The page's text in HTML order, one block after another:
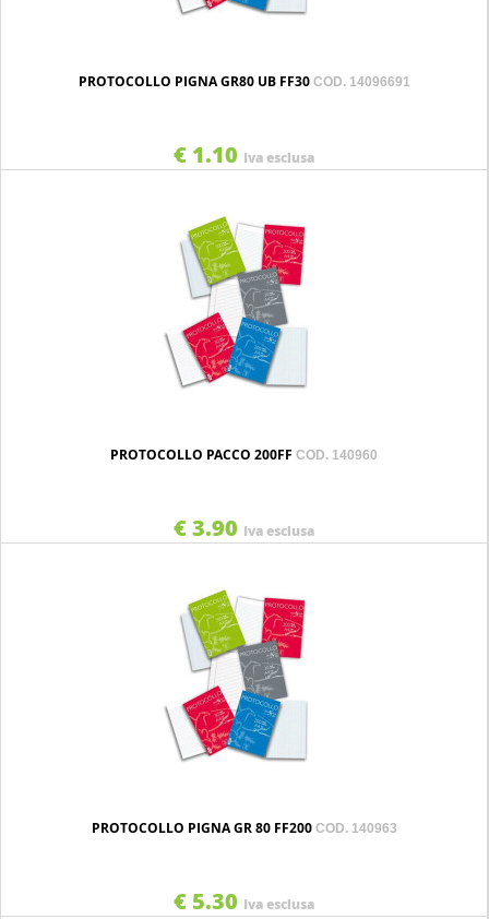
PROTOCOLLO PIGNA GR80 UB FF30 COD. 14096691
€ 1.10 Iva esclusa
PROTOCOLLO PACCO 200FF COD. 140960
€ 3.90 Iva esclusa
PROTOCOLLO PIGNA GR 80 FF200 COD. 140963
€ 5.30 Iva esclusa